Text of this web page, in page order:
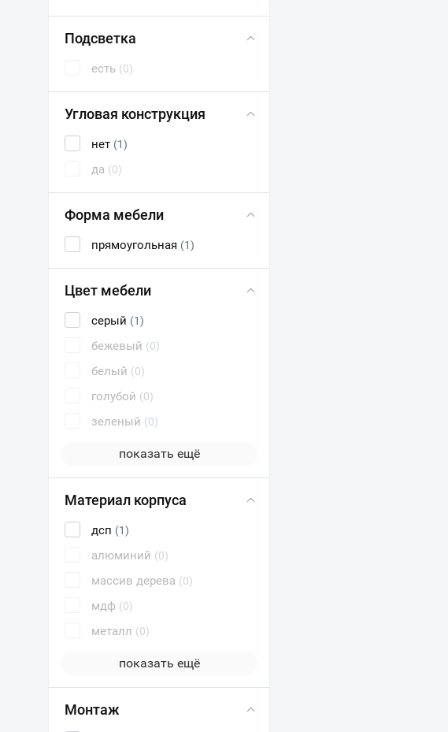
Подсветка
есть (0)
Угловая конструкция
нет (1)
да (0)
Форма мебели
прямоугольная (1)
Цвет мебели
серый (1)
бежевый (0)
белый (0)
голубой (0)
зеленый (0)
показать ещё
Материал корпуса
дсп (1)
алюминий (0)
массив дерева (0)
мдф (0)
металл (0)
показать ещё
Монтаж